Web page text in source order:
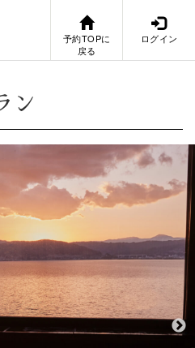
予約TOPに
戻る
ログイン
ン